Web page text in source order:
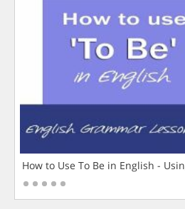
How to Use To Be in English -